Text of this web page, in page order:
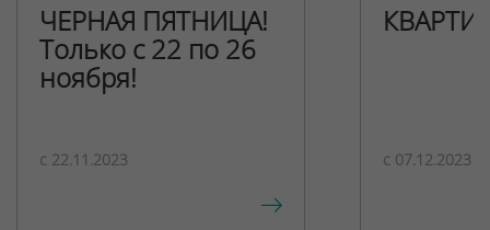
ЧЕРНАЯ ПЯТНИЦА!
Только с 22 по 26
ноября!
c 22.11.2023 c 07.12.2023